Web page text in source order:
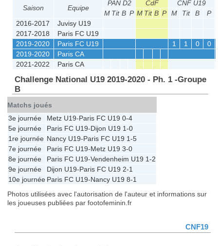
Saison Equipe
PAN D2 CdF CNF U19
M Tit B P M Tit B P M Tit B P
2016-2017
Juvisy U19
2017-2018
Paris FC U19
2019-2020
Paris FC U19 1 1 0
0
2019-2020
Paris CA
2021-2022
Paris CA
Challenge National U19 2019-2020 - Ph. 1 -Groupe
B
Matchs joués
3e journée
Metz U19-Paris FC U19 0-4
5e journée
Paris FC U19-Dijon U19 1-0
1re journée Nancy U19-Paris FC U19 1-5
7e journée
Paris FC U19-Metz U19 3-0
8e journée
Paris FC U19-Vendenheim U19 1-2
9e journée
Dijon U19-Paris FC U19 2-1
10e journée Paris FC U19-Nancy U19 8-1
Photos utilisées avec l'autorisation de l'auteur et informations sur
les joueuses publiées par footofeminin.fr
CNF19